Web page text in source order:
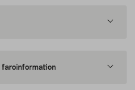
faroinformation